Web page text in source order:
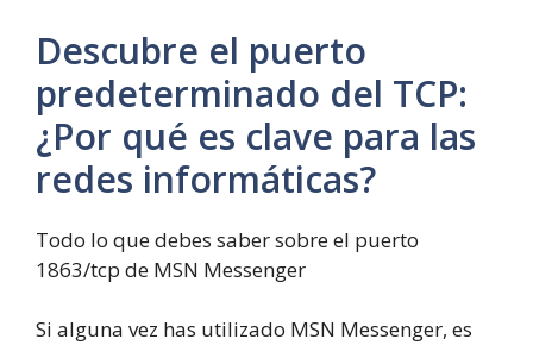
Descubre el puerto
predeterminado del TCP:
¿Por qué es clave para las
redes informáticas?
Todo lo que debes saber sobre el puerto
1863/tcp de MSN Messenger
Si alguna vez has utilizado MSN Messenger, es